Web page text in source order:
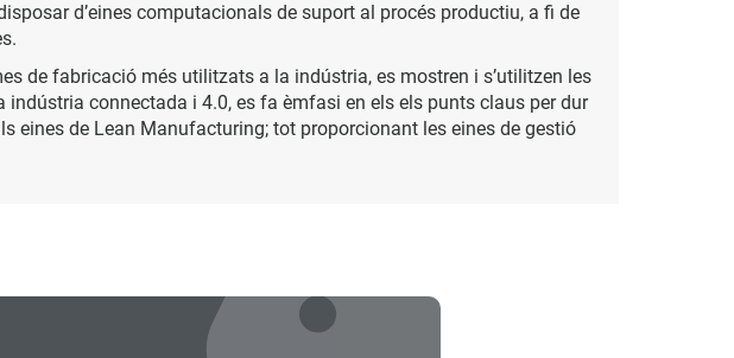
d’eines computacionals de suport al procés productiu, a fi de
de fabricació més utilitzats a la indústria, es mostren i s’utilitzen les
connectada i 4.0, es fa èmfasi en els els punts claus per dur
eines de Lean Manufacturing; tot proporcionant les eines de gestió